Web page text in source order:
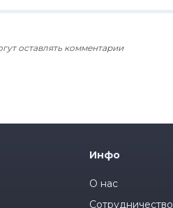
оставлять комментарии
Инфо
О нас
Сотрудничество